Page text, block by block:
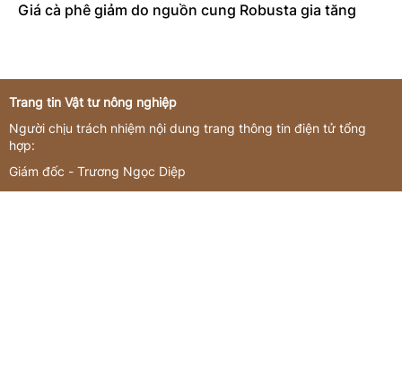
Giá cà phê giảm do nguồn cung Robusta gia tăng
Trang tin Vật tư nông nghiệp
Người chịu trách nhiệm nội dung trang thông tin điện tử tổng
hợp:
Giám đốc - Trương Ngọc Diệp